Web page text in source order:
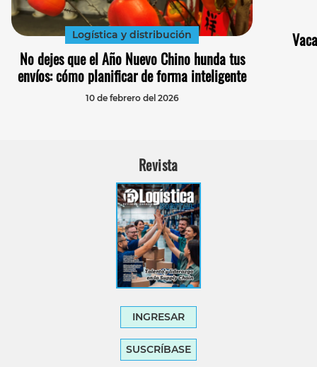
Logística y distribución
No dejes que el Año Nuevo Chino hunda tus
envíos: cómo planificar de forma inteligente
10 de febrero del 2026
Revista
INGRESAR
SUSCRÍBASE